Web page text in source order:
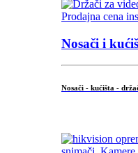
Nosači i
Nosači - kućišta -